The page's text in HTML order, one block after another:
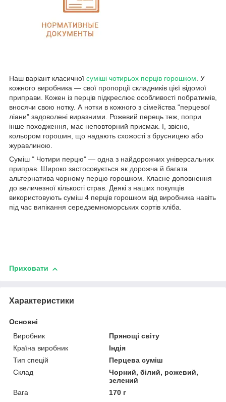
Наш варіант класичної суміші чотирьох перців горошком. У
кожного виробника — свої пропорції складників цієї відомої
приправи. Кожен із перців підкреслює особливості побратимів,
вносячи свою нотку. А нотки в кожного з сімейства "перцевої
ліани" задоволені виразними. Рожевий перець теж, попри
інше походження, має неповторний присмак. І, звісно,
кольором горошин, що надають схожості з брусницею або
журавлиною.
Суміш " Чотири перцю" — одна з найдорожчих універсальних
приправ. Широко застосовується як дорожча й багата
альтернатива чорному перцю горошком. Класне доповнення
до величезної кількості страв. Деякі з наших покупців
використовують суміш 4 перців горошком від виробника навіть
під час випікання середземноморських сортів хліба.
Приховати
Характеристики
Основні
Виробник
Прянощі світу
Країна виробник
Індія
Тип спецій
Перцева суміш
Склад
Чорний, білий, рожевий,
зелений
Вага
170 г